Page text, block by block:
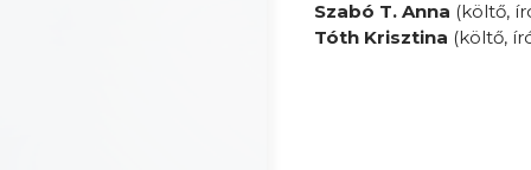
Szabó T. Anna (költő,
Tóth Krisztina (költő,